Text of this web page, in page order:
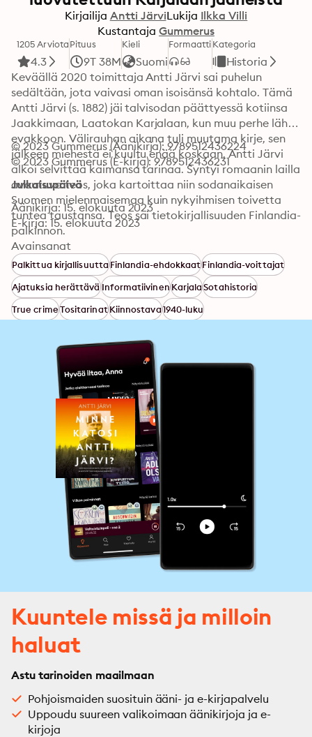
Kirjailija Antti JärviLukija Ilkka Villi
Kustantaja Gummerus
1205 Arviota
4.3
Pituus
9T 38M
Kieli
Suomi
FormaattiKategoria
Historia
Keväällä 2020 toimittaja Antti Järvi sai puhelun
sedältään, jota vaivasi oman isoisänsä kohtalo. Tämä
Antti Järvi (s. 1882) jäi talvisodan päättyessä kotiinsa
Jaakkimaan, Laatokan Karjalaan, kun muu perhe lähti
evakkoon. Välirauhan aikana tuli muutama kirje, sen
jälkeen miehestä ei kuultu enää koskaan. Antti Järvi
alkoi selvittää kaimansa tarinaa. Syntyi romaanin lailla
avautuva teos, joka kartoittaa niin sodanaikaisen
Suomen mielenmaisemaa kuin nykyihmisen toivetta
tuntea taustansa. Teos sai tietokirjallisuuden Finlandia-
palkinnon.
© 2023 Gummerus (Äänikirja): 9789512436224
© 2023 Gummerus (E-kirja): 9789512436231
Julkaisupäivä
Äänikirja: 15. elokuuta 2023
E-kirja: 15. elokuuta 2023
Avainsanat
Palkittua kirjallisuuttaFinlandia-ehdokkaatFinlandia-voittajat
Ajatuksia herättäväInformatiivinenKarjalaSotahistoria
True crimeTositarinatKiinnostava1940-luku
Kuuntele missä ja milloin
haluat
Astu tarinoiden maailmaan
Pohjoismaiden suosituin ääni- ja e-kirjapalvelu
Uppoudu suureen valikoimaan äänikirjoja ja e-
kirjoja